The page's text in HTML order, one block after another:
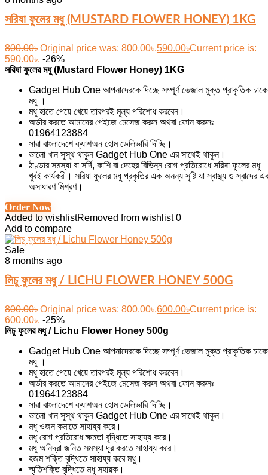
সরিষা ফুলের মধু (MUSTARD FLOWER HONEY) 1KG
800.00৳ Original price was: 800.00৳.590.00৳Current price is:
590.00৳. -26%
সরিষা ফুলের মধু (Mustard Flower Honey) 1KG
Gadget Hub One আপনাদেরকে দিচ্ছে সম্পূর্ণ ভেজাল মুক্ত প্রাকৃতিক
মধু ।
মধু হাতে পেয়ে খেয়ে তারপরই মূল্য পরিশোধ করবেন।
অর্ডার করতে আমাদের পেইজে মেসেজ করুন অথবা ফোন করুনঃ
01964123884
সারা বাংলাদেশে ক্যাশঅন হোম ডেলিভারি দিচ্ছি।
ভালো খান সুস্থ থাকুন Gadget Hub One এর সাথেই থাকুন।
ঠাণ্ডার সমস্যা বা সর্দি, কাশি বা দেহের বিভিন্ন রোগ প্রতিরোধে সরিষা ফুলের মধু
খুবই কার্যকরী। সরিষা ফুলের মধু প্রকৃতির এক অনন্য সৃষ্টি যা স্বাস্থ্য ও স্বাদের
অসাধারণ মিশ্রণ।
Order Now
Added to wishlistRemoved from wishlist 0
Add to compare
Sale
8 months ago
লিচু ফুলের মধু / LICHU FLOWER HONEY 500G
800.00৳ Original price was: 800.00৳.600.00৳Current price is:
600.00৳. -25%
লিচু ফুলের মধু / Lichu Flower Honey 500g
Gadget Hub One আপনাদেরকে দিচ্ছে সম্পূর্ণ ভেজাল মুক্ত প্রাকৃতিক
মধু ।
মধু হাতে পেয়ে খেয়ে তারপরই মূল্য পরিশোধ করবেন।
অর্ডার করতে আমাদের পেইজে মেসেজ করুন অথবা ফোন করুনঃ
01964123884
সারা বাংলাদেশে ক্যাশঅন হোম ডেলিভারি দিচ্ছি।
ভালো খান সুস্থ থাকুন Gadget Hub One এর সাথেই থাকুন।
মধু ওজন কমাতে সাহায্য করে।
মধু রোগ প্রতিরোধ ক্ষমতা বৃদ্ধিতে সাহায্য করে।
মধু অনিদ্রা জনিত সমস্যা দূর করতে সাহায্য করে।
হজম শক্তি বৃদ্ধিতে সাহায্য করে মধু।
স্মৃতিশক্তি বৃদ্ধিতে মধু সহায়ক।